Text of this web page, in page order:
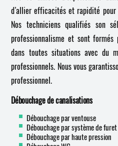
d’allier efficacités et rapidité pour
Nos techniciens qualifiés son
professionnalisme et sont
dans toutes situations avec du
professionnels. Nous vous
professionnel.
Débouchage de canalisations
Débouchage par ventouse
Débouchage par système de furet
Débouchage par haute pression